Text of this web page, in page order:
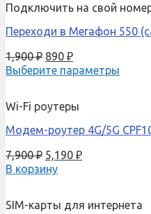
Подключить на свой
Переходи в Мегафон 550
1,900₽ 890 ₽
Выберите параметры
Wi-Fi роутеры
Модем-роутер 4G/5G
7,900₽ 5,190 ₽
В корзину
SIM-карты для интернета